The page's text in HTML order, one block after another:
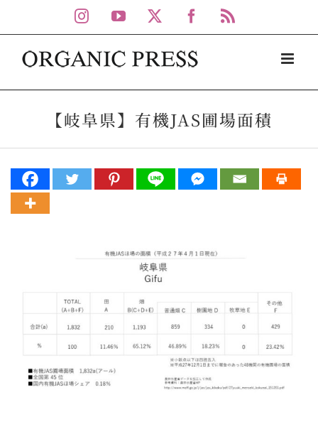
to
content
Instagram
YouTube Facebook
【岐阜県】有機JAS圃場面積